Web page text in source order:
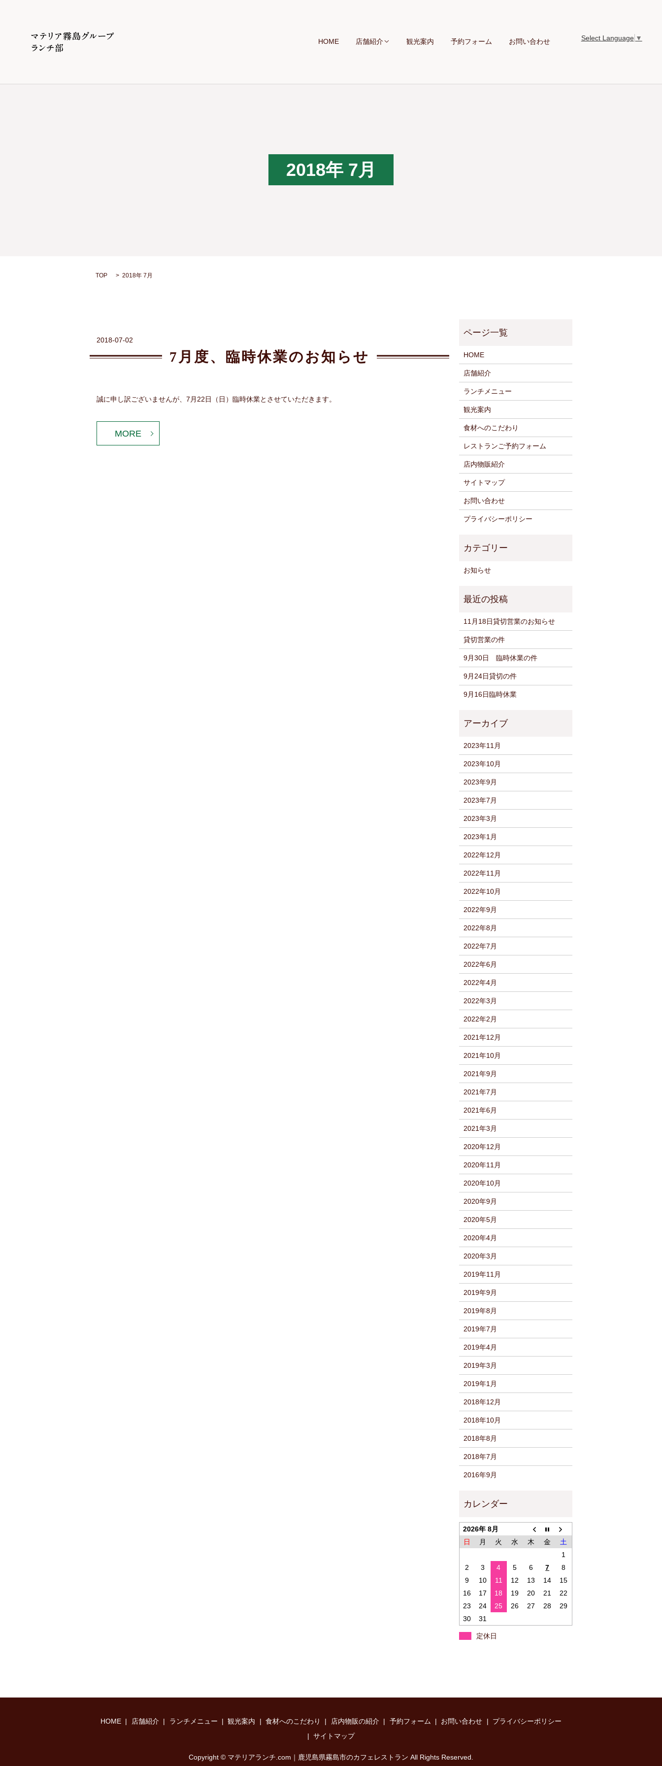
Select Language ▼
HOME 店舗紹介 観光案内 予約フォーム お問い合わせ
2018年 7月
TOP 2018年 7月
2018-07-02
7月度、臨時休業のお知らせ
誠に申し訳ございませんが、7月22日（日）臨時休業とさせていただきます。
MORE
HOME
店舗紹介
ランチメニュー
観光案内
食材へのこだわり
レストランご予約フォーム
店内物販紹介
サイトマップ
お問い合わせ
プライバシーポリシー
お知らせ
11月18日貸切営業のお知らせ
貸切営業の件
9月30日 臨時休業の件
9月24日貸切の件
9月16日臨時休業
2023年11月
2023年10月
2023年9月
2023年7月
2023年3月
2023年1月
2022年12月
2022年11月
2022年10月
2022年9月
2022年8月
2022年7月
2022年6月
2022年4月
2022年3月
2022年2月
2021年12月
2021年10月
2021年9月
2021年7月
2021年6月
2021年3月
2020年12月
2020年11月
2020年10月
2020年9月
2020年5月
2020年4月
2020年3月
2019年11月
2019年9月
2019年8月
2019年7月
2019年4月
2019年3月
2019年1月
2018年12月
2018年10月
2018年8月
2018年7月
2016年9月
2026年 8月
日
月 火 水 木 金
土
1
2
3 4 5 6 7
8
9
10 11 12 13 14
15
16
17 18 19 20 21
22
23
24 25 26 27 28
29
30
31
定休日
HOME 店舗紹介 ランチメニュー 観光案内 食材へのこだわり 店内物販の紹介 予約フォーム お問い合わせ
プライバシーポリシー
サイトマップ
Copyright © マテリアランチ.com｜鹿児島県霧島市のカフェレストラン All Rights Reserved.